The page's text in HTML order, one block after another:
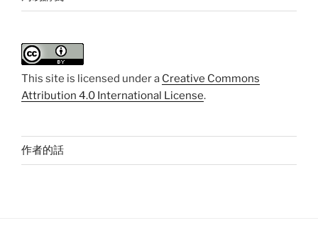
This site is licensed under a Creative Commons
Attribution 4.0 International License.
作者的話